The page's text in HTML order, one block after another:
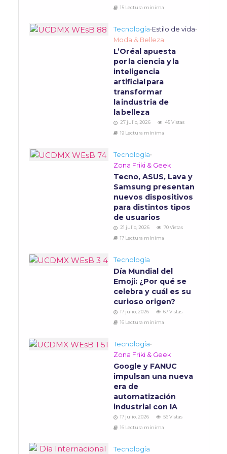
15 Lectura mínima
Tecnología•Estilo de vida•
Moda & Belleza
L’Oréal apuesta
por la ciencia y la
inteligencia
artificial para
transformar
la industria de
la belleza
27 julio, 2026
45 Vistas
19 Lectura mínima
Tecnología•
Zona Friki & Geek
Tecno, ASUS, Lava y
Samsung presentan
nuevos dispositivos
para distintos tipos
de usuarios
21 julio, 2026
70 Vistas
17 Lectura mínima
Tecnología
Día Mundial del
Emoji: ¿Por qué se
celebra y cuál es su
curioso origen?
17 julio, 2026
67 Vistas
16 Lectura mínima
Tecnología•
Zona Friki & Geek
Google y FANUC
impulsan una nueva
era de
automatización
industrial con IA
17 julio, 2026
56 Vistas
16 Lectura mínima
Tecnología